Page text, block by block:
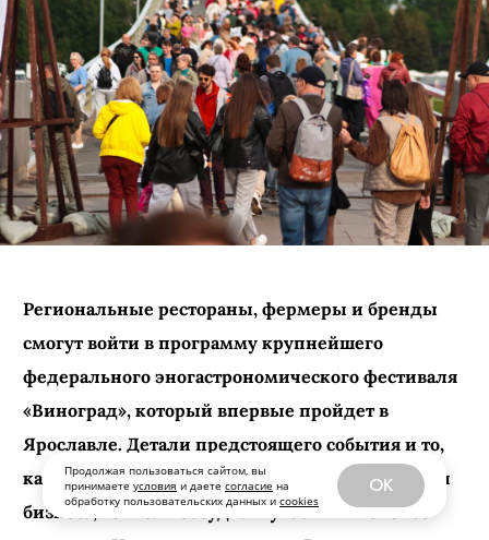
Продолжая пользоваться сайтом, вы
принимаете условия и даете согласие на
обработку пользовательских данных и cookies
OK